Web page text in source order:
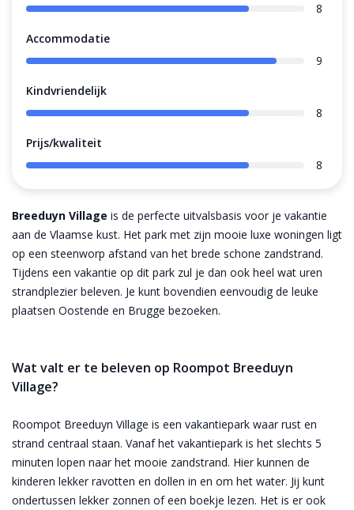
Breeduyn Village is de perfecte uitvalsbasis voor je vakantie
aan de Vlaamse kust. Het park met zijn mooie luxe woningen ligt
op een steenworp afstand van het brede schone zandstrand.
Tijdens een vakantie op dit park zul je dan ook heel wat uren
strandplezier beleven. Je kunt bovendien eenvoudig de leuke
plaatsen Oostende en Brugge bezoeken.
Wat valt er te beleven op Roompot Breeduyn
Village?
Roompot Breeduyn Village is een vakantiepark waar rust en
strand centraal staan. Vanaf het vakantiepark is het slechts 5
minuten lopen naar het mooie zandstrand. Hier kunnen de
kinderen lekker ravotten en dollen in en om het water. Jij kunt
ondertussen lekker zonnen of een boekje lezen. Het is er ook
8
Accommodatie
9
Kindvriendelijk
8
Prijs/kwaliteit
8